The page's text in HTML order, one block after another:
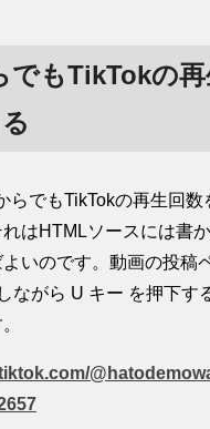
でもTikTokの
らでもTikTokの再生回数
はHTMLソースには書
いのです。動画の投稿
ながら U キー を押下す